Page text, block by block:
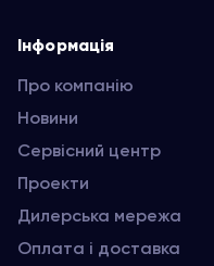
Інформація
Про компанію
Новини
Сервісний центр
Проекти
Дилерська мережа
Оплата і доставка